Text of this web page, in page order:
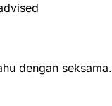
dengan seksama.